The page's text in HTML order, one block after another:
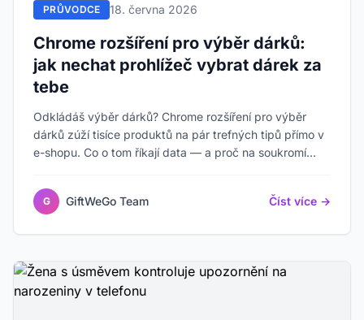
PRŮVODCE 18. června 2026
Chrome rozšíření pro výběr dárků:
jak nechat prohlížeč vybrat dárek za
tebe
Odkládáš výběr dárků? Chrome rozšíření pro výběr
dárků zúží tisíce produktů na pár trefných tipů přímo v
e-shopu. Co o tom říkají data — a proč na soukromí
G GiftWeGo Team Číst více →